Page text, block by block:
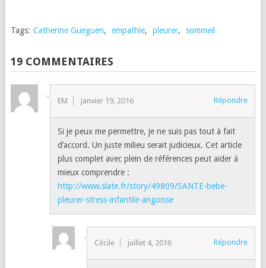
Tags: Catherine Gueguen, empathie, pleurer, sommeil
19 COMMENTAIRES
EM janvier 19, 2016 Répondre
Si je peux me permettre, je ne suis pas tout à fait
d’accord. Un juste milieu serait judicieux. Cet article
plus complet avec plein de références peut aider à
mieux comprendre :
http://www.slate.fr/story/49809/SANTE-bebe-
pleurer-stress-infantile-angoisse
Cécile juillet 4, 2016 Répondre